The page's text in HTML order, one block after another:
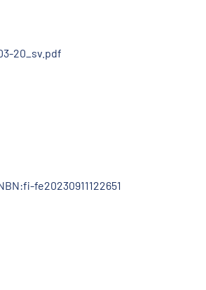
20_sv.pdf
fe20230911122651